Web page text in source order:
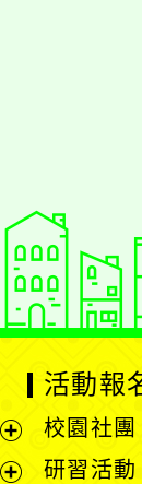
展
活動報
校園社團
研習活動